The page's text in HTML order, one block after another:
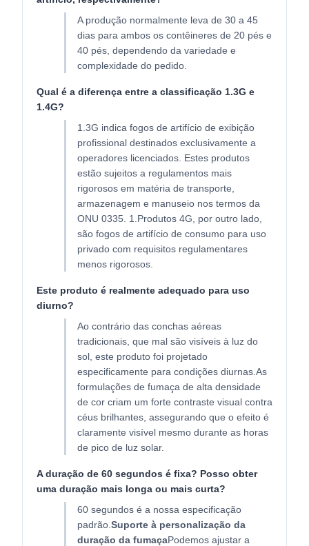
A produção normalmente leva de 30 a 45
dias para ambos os contêineres de 20 pés e
40 pés, dependendo da variedade e
complexidade do pedido.
Qual é a diferença entre a classificação 1.3G e
1.4G?
1.3G indica fogos de artifício de exibição
profissional destinados exclusivamente a
operadores licenciados. Estes produtos
estão sujeitos a regulamentos mais
rigorosos em matéria de transporte,
armazenagem e manuseio nos termos da
ONU 0335. 1.Produtos 4G, por outro lado,
são fogos de artifício de consumo para uso
privado com requisitos regulamentares
menos rigorosos.
Este produto é realmente adequado para uso
diurno?
Ao contrário das conchas aéreas
tradicionais, que mal são visíveis à luz do
sol, este produto foi projetado
especificamente para condições diurnas.As
formulações de fumaça de alta densidade
de cor criam um forte contraste visual contra
céus brilhantes, assegurando que o efeito é
claramente visível mesmo durante as horas
de pico de luz solar.
A duração de 60 segundos é fixa? Posso obter
uma duração mais longa ou mais curta?
60 segundos é a nossa especificação
padrão. Suporte à personalização da
duração da fumaçaPodemos ajustar a